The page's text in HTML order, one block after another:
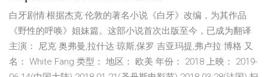
白牙剧情:根据杰克·伦敦的著名小说《白牙》改编，为其作品
《野性的呼唤》姐妹篇。这部小说首次出版至今，已成为翻译
主演： 尼克·奥弗曼,拉什达·琼斯,保罗·吉亚玛提,弗卢拉·博格 又
名： White Fang 类型： 地区： 欧美 年份： 2018 上映： 2019-